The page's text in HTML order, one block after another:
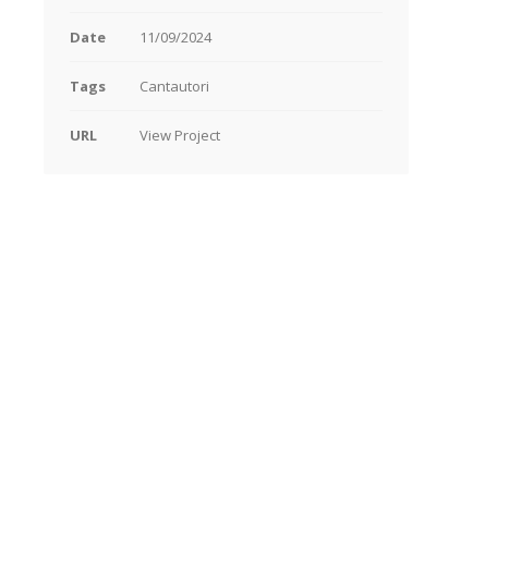
Date 11/09/2024
Tags Cantautori
URL View Project